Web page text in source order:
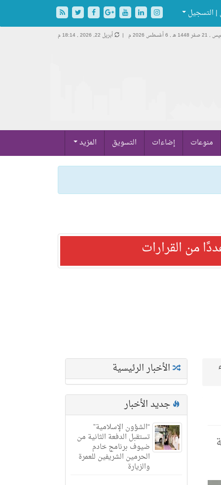
التسجيل
1448 هـ , 6 أغسطس 2026 م | أبريل 22, 2026 , 18:14 م
منوعات إضاءات التسويق المزيد
من القرارات
الأخبار الرئيسية
جديد الأخبار
“الشؤون الإسلامية”
تستقبل الدفعة الثانية من
ضيوف برنامج خادم
الحرمين الشريفين للعمرة
والزيارة